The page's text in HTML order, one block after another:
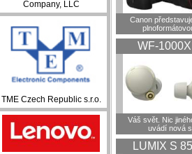
Company, LLC
TME Czech Republic s.r.o.
Canon
WF-
Váš svět. Nic
uvádí nová
LUMIX S